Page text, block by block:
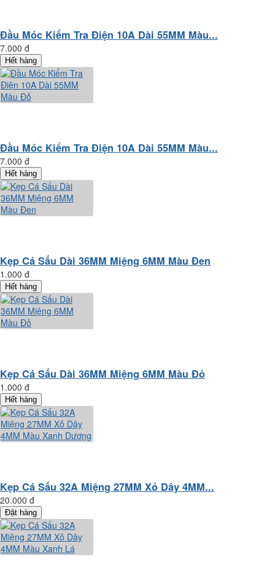
Đầu Móc Kiểm Tra Điện 10A Dài 55MM Màu...
7.000 đ
Hết hàng
Đầu Móc Kiểm Tra Điện 10A Dài 55MM Màu...
7.000 đ
Hết hàng
Kẹp Cá Sấu Dài 36MM Miệng 6MM Màu Đen
1.000 đ
Hết hàng
Kẹp Cá Sấu Dài 36MM Miệng 6MM Màu Đỏ
1.000 đ
Hết hàng
Kẹp Cá Sấu 32A Miệng 27MM Xỏ Dây 4MM...
20.000 đ
Đặt hàng